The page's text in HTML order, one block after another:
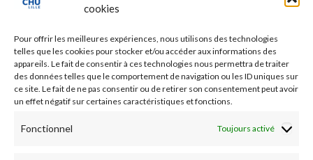
cookies
Pour offrir les meilleures expériences, nous utilisons des technologies
telles que les cookies pour stocker et/ou accéder aux informations des
appareils. Le fait de consentir à ces technologies nous permettra de traiter
des données telles que le comportement de navigation ou les ID uniques sur
ce site. Le fait de ne pas consentir ou de retirer son consentement peut avoir
un effet négatif sur certaines caractéristiques et fonctions.
Fonctionnel Toujours activé
Nos essais cliniques
Ecoles paramédicales